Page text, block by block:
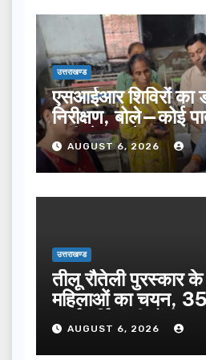
उत्तराखण्ड
एसआईआर शिविरों का
निरीक्षण, बोले—कोई
सूची से न छूटे…
AUGUST 6, 2026
उत्तराखण्ड
तीलू रौतेली पुरस्कार
महिलाओं का चयन,
कार्यकर्तियां भी होंगी
AUGUST 6, 2026